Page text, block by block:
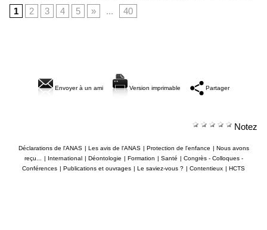
1
2 3 4 5 » ... 40
Envoyer à un ami Version imprimable Partager
Notez
Déclarations de l'ANAS | Les avis de l'ANAS | Protection de l'enfance | Nous avons
reçu...
| International | Déontologie | Formation | Santé | Congrès - Colloques -
Conférences | Publications et ouvrages | Le saviez-vous ? | Contentieux | HCTS